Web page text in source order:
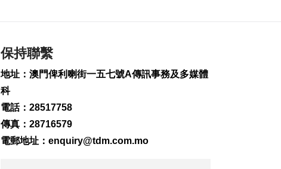
266
0
181
保持聯繫
地址：澳門俾利喇街一五七號A傳訊事務及多媒體
科
電話：28517758
傳真：28716579
電郵地址： enquiry@tdm.com.mo